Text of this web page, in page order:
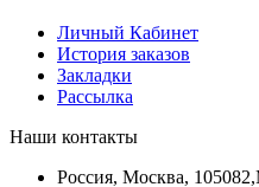
Личный Кабинет
История заказов
Закладки
Рассылка
Наши контакты
Россия, Москва,